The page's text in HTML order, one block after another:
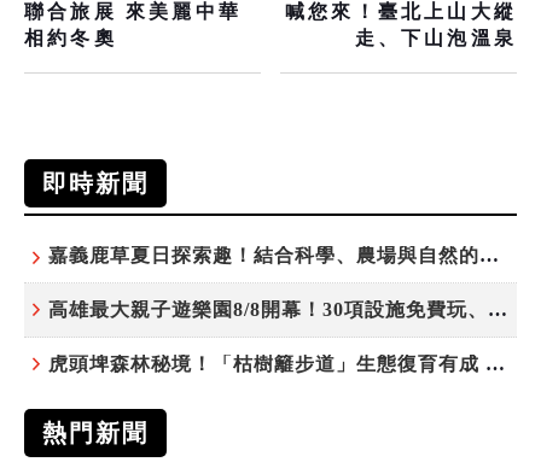
聯合旅展 來美麗中華
相約冬奧
喊您來！臺北上山大縱
走、下山泡溫泉
即時新聞
嘉義鹿草夏日探索趣！結合科學、農場與自然的親子小旅行
高雄最大親子遊樂園8/8開幕！30項設施免費玩、YOYO家族嗨翻暑假
虎頭埤森林秘境！「枯樹籬步道」生態復育有成 走進大自然生命教室
熱門新聞